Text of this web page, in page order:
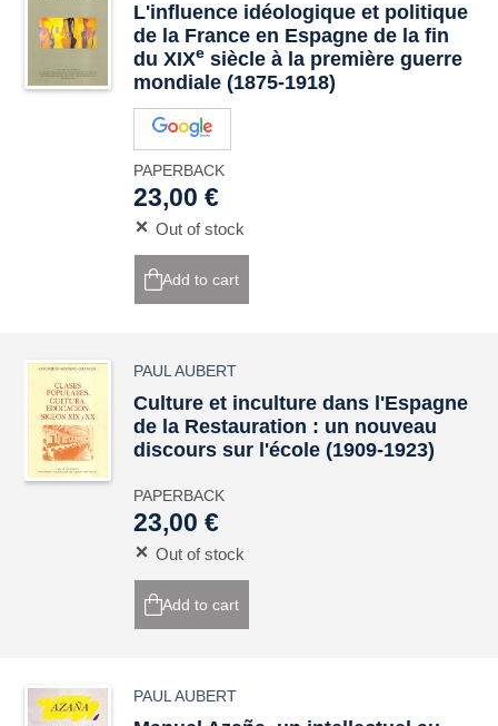
L'influence idéologique et politique
de la France en Espagne de la fin
du XIXe siècle à la première guerre
mondiale (1875-1918)
PAPERBACK
23,00 €
Out of stock
Add to cart
PAUL AUBERT
Culture et inculture dans l'Espagne
de la Restauration : un nouveau
discours sur l'école (1909-1923)
PAPERBACK
23,00 €
Out of stock
Add to cart
PAUL AUBERT